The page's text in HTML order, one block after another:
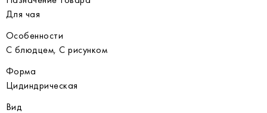
Для чая
Особенности
С блюдцем, С рисунком
Форма
Цидиндрическая
Вид